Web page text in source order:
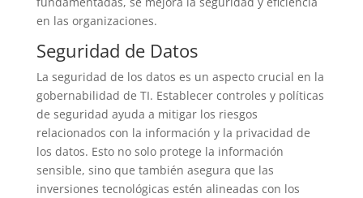
en las organizaciones.
Seguridad de Datos
La seguridad de los datos es un aspecto crucial en la
gobernabilidad de TI. Establecer controles y políticas
de seguridad ayuda a mitigar los riesgos
relacionados con la información y la privacidad de
los datos. Esto no solo protege la información
sensible, sino que también asegura que las
inversiones tecnológicas estén alineadas con los